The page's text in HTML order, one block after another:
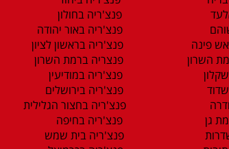
פינה
השרון
גן
פנצ'ריה בחולון
פנצ'ריה באור יהודה
פנצ'ריה בראשון לציון
פנצריה ברמת השרון
פנצ'ריה במודיעין
פנצ'ריה בירושלים
פנצ'ריה בחצור הגלילית
פנצ'ריה בחיפה
פנצ'ריה בית שמש